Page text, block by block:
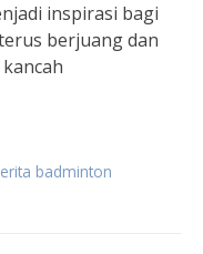
inspirasi bagi
berjuang dan
badminton